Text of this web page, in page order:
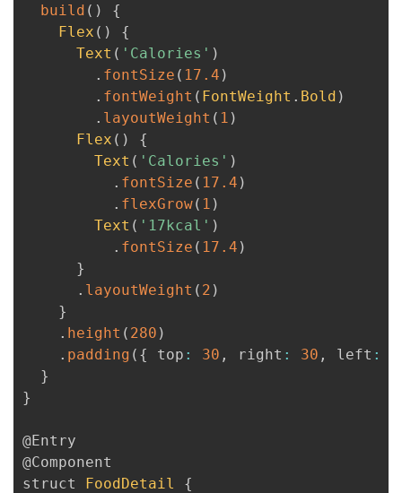
build ( )
{
Flex ( )
{
Text ( 'Calories' )
. fontSize ( 17.4 )
. fontWeight ( FontWeight . Bold )
. layoutWeight ( 1 )
Flex ( )
{
Text ( 'Calories' )
. fontSize ( 17.4 )
. flexGrow( 1 )
Text ( '17kcal' )
. fontSize ( 17.4 )
}
. layoutWeight ( 2 )
}
. height ( 280 )
. padding ( { top : 30 , right : 30 , left :
}
}
@Entry
@Component
struct FoodDetail
{